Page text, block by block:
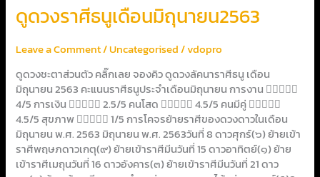
ดูดวงราศีธนูเดือนมิถุนายน2563
Leave a Comment/Uncategorised/vdopro
ดูดวงชะตาส่วนตัว คลิ๊กเลย จองคิว ดูดวงลัคนาราศีธนู เดือน
มิถุนายน 2563 คะแนนราศีธนูประจำเดือนมิถุนายน การงาน 
4/5 การเงิน  2.5/5 คนโสด  4.5/5 คนมีคู่ 
4.5/5 สุขภาพ  1/5 การโคจรย้ายราศีของดวงดาวในเดือน
มิถุนายน พ.ศ. 2563 มิถุนายน พ.ศ. 2563วันที่ 8 ดาวศุกร์(๖) ย้ายเข้า
ราศีพฤษภดาวเกตุ(๙) ย้ายเข้าราศีมีนวันที่ 15 ดาวอาทิตย์(๑) ย้าย
เข้าราศีเมถุนวันที่ 16 ดาวอังคาร(๓) ย้ายเข้าราศีมีนวันที่ 21 ดาว
วง
ธนู
มิถุนายน2563